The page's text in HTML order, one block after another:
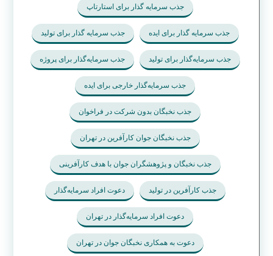
جذب سرمایه گذار برای استارتاپ
جذب سرمایه گذار برای ایده جذب سرمایه گذار برای تولید
جذب سرمایه‌گذار برای تولید جذب سرمایه‌گذار برای پروژه
جذب سرمایه‌گذار خارجی برای ایده
جذب نخبگان بدون شرکت در فراخوان
جذب نخبگان جوان کارآفرین در تهران
جذب نخبگان و پژوهشگران جوان با هدف کارآفرینی
جذب کارآفرین در تولید دعوت افراد سرمایه‌گذار
دعوت افراد سرمایه‌گذار در تهران
دعوت به همکاری نخبگان جوان در تهران